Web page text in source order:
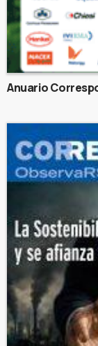
Anuario